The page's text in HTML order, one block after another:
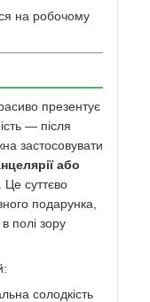
на робочому
презентує
— після
застосовувати
або
. Це суттєво
подарунка,
полі зору
солодкість